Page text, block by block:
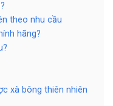
theo nhu cầu
hãng?
xà bông thiên nhiên